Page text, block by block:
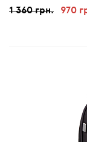
1 360 грн. 970